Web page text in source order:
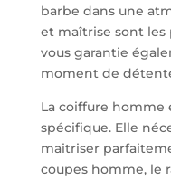
barbe dans une
et maîtrise sont les
vous garantie
moment de
La coiffure
spécifique. Elle
maitriser
coupes homme, le